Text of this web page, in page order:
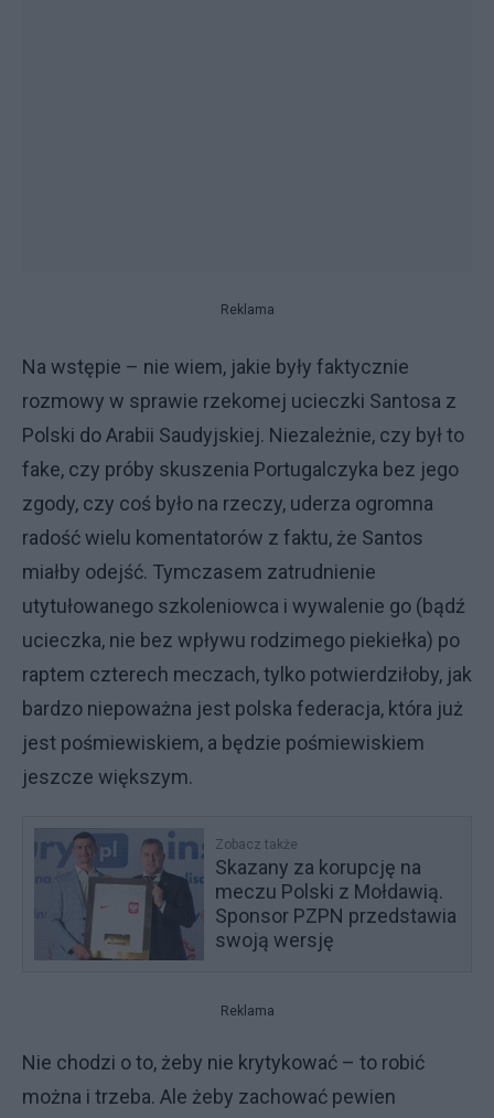
Reklama
Na wstępie – nie wiem, jakie były faktycznie
rozmowy w sprawie rzekomej ucieczki Santosa z
Polski do Arabii Saudyjskiej. Niezależnie, czy był to
fake, czy próby skuszenia Portugalczyka bez jego
zgody, czy coś było na rzeczy, uderza ogromna
radość wielu komentatorów z faktu, że Santos
miałby odejść. Tymczasem zatrudnienie
utytułowanego szkoleniowca i wywalenie go (bądź
ucieczka, nie bez wpływu rodzimego piekiełka) po
raptem czterech meczach, tylko potwierdziłoby, jak
bardzo niepoważna jest polska federacja, która już
jest pośmiewiskiem, a będzie pośmiewiskiem
jeszcze większym.
Zobacz także
Skazany za korupcję na
meczu Polski z Mołdawią.
Sponsor PZPN przedstawia
swoją wersję
Reklama
Nie chodzi o to, żeby nie krytykować – to robić
można i trzeba. Ale żeby zachować pewien